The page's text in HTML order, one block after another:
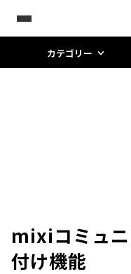
カテゴリー
mixiコミュニ
付け機能